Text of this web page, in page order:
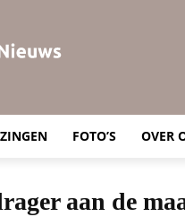
FOTO’S OVER
aan de